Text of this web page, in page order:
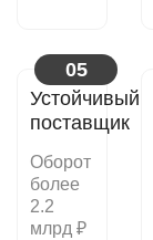
05
Устойчивый
поставщик
Оборот
более
2.2
млрд ₽